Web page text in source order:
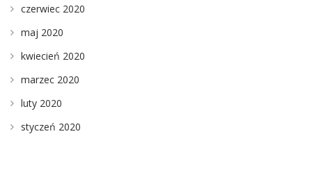
czerwiec 2020
maj 2020
kwiecień 2020
marzec 2020
luty 2020
styczeń 2020